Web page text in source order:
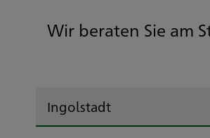
Wir beraten Sie am
Ingolstadt